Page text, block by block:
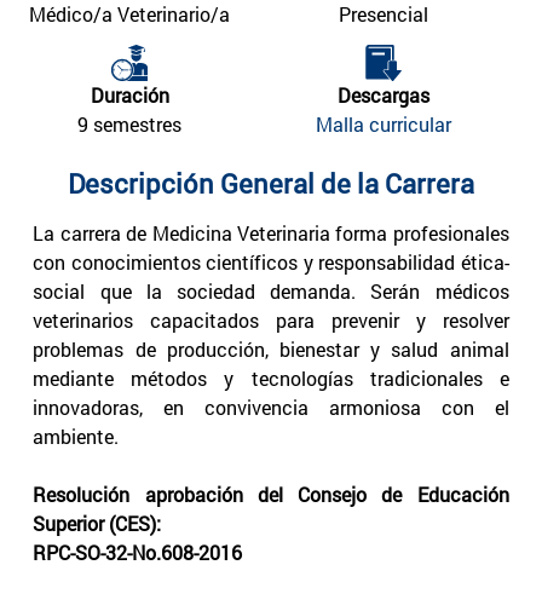
Médico/a Veterinario/a
Presencial
Duración
9 semestres
Descargas
Malla curricular
Descripción General de la Carrera
La carrera de Medicina Veterinaria forma profesionales
con conocimientos científicos y responsabilidad ética-
social que la sociedad demanda. Serán médicos
veterinarios capacitados para prevenir y resolver
problemas de producción, bienestar y salud animal
mediante métodos y tecnologías tradicionales e
innovadoras, en convivencia armoniosa con el
ambiente.
Resolución aprobación del Consejo de Educación
Superior (CES):
RPC-SO-32-No.608-2016